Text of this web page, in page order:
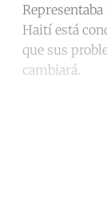
Haití está
que sus
cambiará.